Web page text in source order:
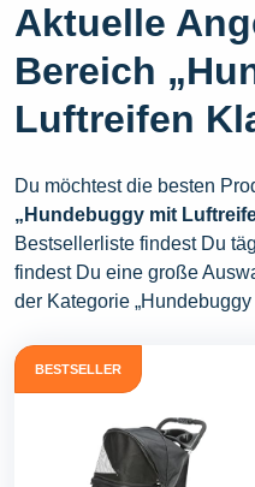
Aktuelle
Bereich
Luftreifen
Du möchtest die besten
„Hundebuggy mit
Bestsellerliste findest Du
findest Du eine große
der Kategorie
BESTSELLER